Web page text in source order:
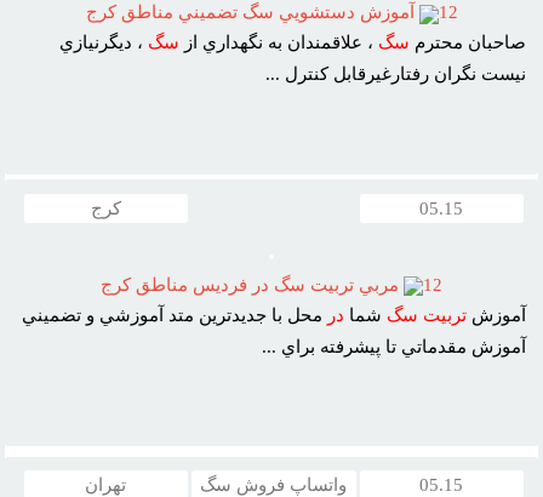
12
آموزش دستشويي سگ تضميني مناطق کرج
صاحبان محترم سگ ، علاقمندان به نگهداري از سگ ، ديگرنيازي
نيست نگران رفتارغيرقابل کنترل ...
05.15 کرج
12
مربي تربيت سگ در فرديس مناطق کرج
آموزشتربيت سگ شما در محل با جديدترين متد آموزشي و تضميني
آموزش مقدماتي تا پيشرفته براي ...
05.15
واتساپ فروش سگ
تهران